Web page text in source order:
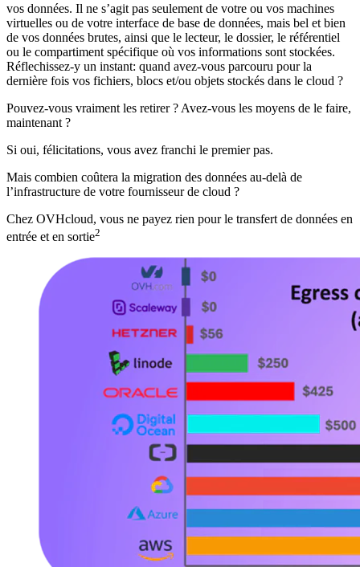
vos données. Il ne s’agit pas seulement de votre ou vos machines
virtuelles ou de votre interface de base de données, mais bel et bien
de vos données brutes, ainsi que le lecteur, le dossier, le référentiel
ou le compartiment spécifique où vos informations sont stockées.
Réflechissez-y un instant: quand avez-vous parcouru pour la
dernière fois vos fichiers, blocs et/ou objets stockés dans le cloud ?
Pouvez-vous vraiment les retirer ? Avez-vous les moyens de le faire,
maintenant ?
Si oui, félicitations, vous avez franchi le premier pas.
Mais combien coûtera la migration des données au-delà de
l’infrastructure de votre fournisseur de cloud ?
Chez OVHcloud, vous ne payez rien pour le transfert de données en
entrée et en sortie2